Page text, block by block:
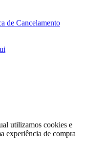
de Cancelamento
utilizamos cookies e
experiência de compra